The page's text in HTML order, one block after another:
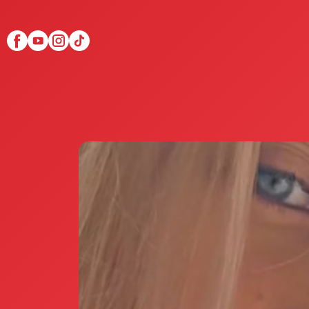
Scopri Club di Più
Le testimonianze Club
La fondatrice Valeria